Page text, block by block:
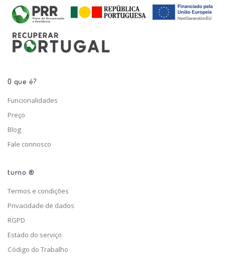
O que é?
Funcionalidades
Preço
Blog
Fale connosco
turno ®
Termos e condições
Privacidade de dados
RGPD
Estado do serviço
Código do Trabalho